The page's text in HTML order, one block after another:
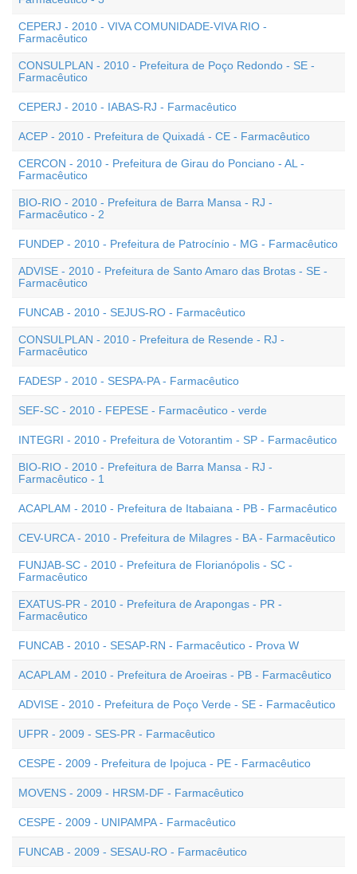
CEPERJ - 2010 - VIVA COMUNIDADE-VIVA RIO -
Farmacêutico
CONSULPLAN - 2010 - Prefeitura de Poço Redondo - SE -
Farmacêutico
CEPERJ - 2010 - IABAS-RJ - Farmacêutico
ACEP - 2010 - Prefeitura de Quixadá - CE - Farmacêutico
CERCON - 2010 - Prefeitura de Girau do Ponciano - AL -
Farmacêutico
BIO-RIO - 2010 - Prefeitura de Barra Mansa - RJ -
Farmacêutico - 2
FUNDEP - 2010 - Prefeitura de Patrocínio - MG - Farmacêutico
ADVISE - 2010 - Prefeitura de Santo Amaro das Brotas - SE -
Farmacêutico
FUNCAB - 2010 - SEJUS-RO - Farmacêutico
CONSULPLAN - 2010 - Prefeitura de Resende - RJ -
Farmacêutico
FADESP - 2010 - SESPA-PA - Farmacêutico
SEF-SC - 2010 - FEPESE - Farmacêutico - verde
INTEGRI - 2010 - Prefeitura de Votorantim - SP - Farmacêutico
BIO-RIO - 2010 - Prefeitura de Barra Mansa - RJ -
Farmacêutico - 1
ACAPLAM - 2010 - Prefeitura de Itabaiana - PB - Farmacêutico
CEV-URCA - 2010 - Prefeitura de Milagres - BA - Farmacêutico
FUNJAB-SC - 2010 - Prefeitura de Florianópolis - SC -
Farmacêutico
EXATUS-PR - 2010 - Prefeitura de Arapongas - PR -
Farmacêutico
FUNCAB - 2010 - SESAP-RN - Farmacêutico - Prova W
ACAPLAM - 2010 - Prefeitura de Aroeiras - PB - Farmacêutico
ADVISE - 2010 - Prefeitura de Poço Verde - SE - Farmacêutico
UFPR - 2009 - SES-PR - Farmacêutico
CESPE - 2009 - Prefeitura de Ipojuca - PE - Farmacêutico
MOVENS - 2009 - HRSM-DF - Farmacêutico
CESPE - 2009 - UNIPAMPA - Farmacêutico
FUNCAB - 2009 - SESAU-RO - Farmacêutico